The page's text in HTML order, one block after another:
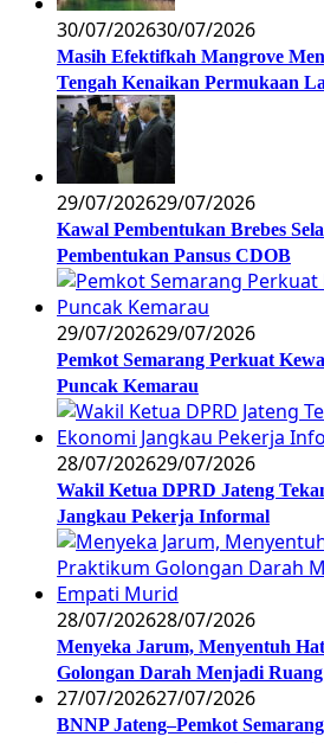
30/07/202630/07/2026
Masih Efektifkah Mangrove
Tengah Kenaikan Permukaan
29/07/202629/07/2026
Kawal Pembentukan Brebes
Pembentukan Pansus CDOB
29/07/202629/07/2026
Pemkot Semarang Perkuat
Puncak Kemarau
28/07/202629/07/2026
Wakil Ketua DPRD Jateng
Jangkau Pekerja Informal
28/07/202628/07/2026
Menyeka Jarum, Menyentuh
Golongan Darah Menjadi
27/07/202627/07/2026
BNNP Jateng–Pemkot